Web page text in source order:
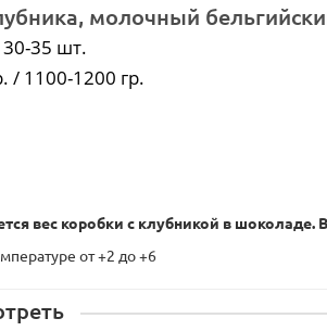
молочный
35 шт.
/ 1100-1200 гр.
вес коробки с клубникой в шоколаде.
от +2 до +6